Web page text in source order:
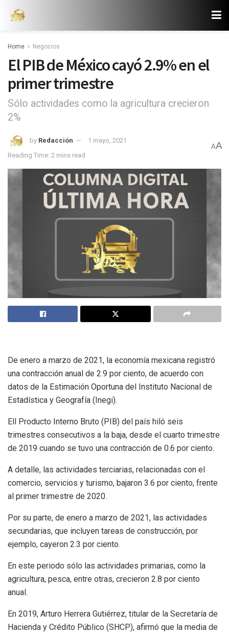
Home Negocios
El PIB de México cayó 2.9% en el
primer trimestre
Sólo actividades como la agricultura crecieron
2%
by Redacción
1 mayo, 2021
Reading Time: 2 mins read
AA
De enero a marzo de 2021, la economía mexicana registró
una contracción anual de 2.9 por ciento, de acuerdo con
datos de la Estimación Oportuna del Instituto Nacional de
Estadística y Geografía (Inegi).
Ell Producto Interno Bruto (PIB) del país hiló seis
trimestres consecutivos a la baja, desde el cuarto trimestre
de 2019 cuando se tuvo una contracción de 0.6 por ciento.
A detalle, las actividades terciarias, relacionadas con el
comercio, servicios y turismo, bajaron 3.6 por ciento, frente
al primer trimestre de 2020.
Por su parte, de enero a marzo de 2021, las actividades
secundarias, que incluyen tareas de construcción, por
ejemplo, cayeron 2.3 por ciento.
En este periodo sólo las actividades primarias, como la
agricultura, pesca, entre otras, crecieron 2.8 por ciento
anual.
En 2019, Arturo Herrera Gutiérrez, titular de la Secretaría de
Hacienda y Crédito Público (SHCP), afirmó que la media de